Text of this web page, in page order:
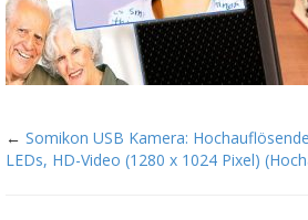
← Somikon USB Kamera:
LEDs, HD-Video (1280 x 1024 Pixel)